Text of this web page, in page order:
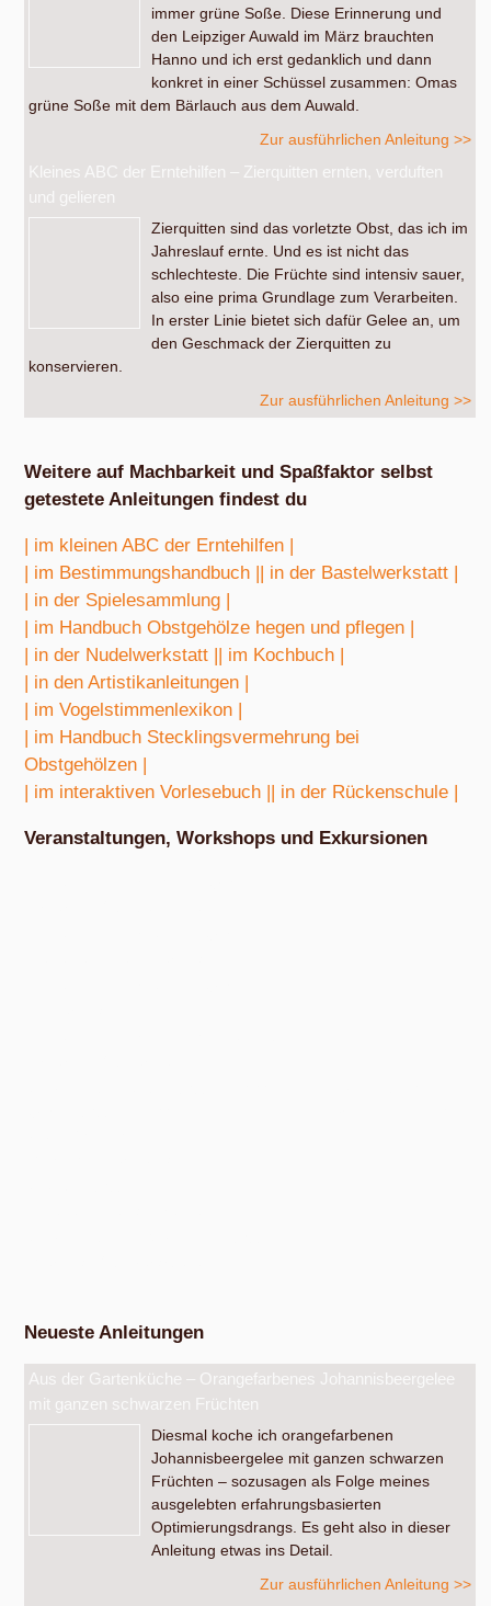
immer grüne Soße. Diese Erinnerung und
den Leipziger Auwald im März brauchten
Hanno und ich erst gedanklich und dann
konkret in einer Schüssel zusammen: Omas
grüne Soße mit dem Bärlauch aus dem Auwald.
Zur ausführlichen Anleitung >>
Kleines ABC der Erntehilfen – Zierquitten ernten, verduften
und gelieren
Zierquitten sind das vorletzte Obst, das ich im
Jahreslauf ernte. Und es ist nicht das
schlechteste. Die Früchte sind intensiv sauer,
also eine prima Grundlage zum Verarbeiten.
In erster Linie bietet sich dafür Gelee an, um
den Geschmack der Zierquitten zu
konservieren.
Zur ausführlichen Anleitung >>
Weitere auf Machbarkeit und Spaßfaktor selbst
getestete Anleitungen findest du
| im kleinen ABC der Erntehilfen |
| im Bestimmungshandbuch |
| in der Bastelwerkstatt |
| in der Spielesammlung |
| im Handbuch Obstgehölze hegen und pflegen |
| in der Nudelwerkstatt |
| im Kochbuch |
| in den Artistikanleitungen |
| im Vogelstimmenlexikon |
| im Handbuch Stecklingsvermehrung bei
Obstgehölzen |
| im interaktiven Vorlesebuch |
| in der Rückenschule |
Veranstaltungen, Workshops und Exkursionen
Neueste Anleitungen
Aus der Gartenküche – Orangefarbenes Johannisbeergelee
mit ganzen schwarzen Früchten
Diesmal koche ich orangefarbenen
Johannisbeergelee mit ganzen schwarzen
Früchten – sozusagen als Folge meines
ausgelebten erfahrungsbasierten
Optimierungsdrangs. Es geht also in dieser
Anleitung etwas ins Detail.
Zur ausführlichen Anleitung >>